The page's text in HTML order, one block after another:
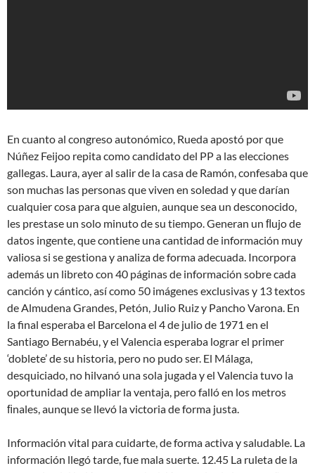
En cuanto al congreso autonómico, Rueda apostó por que
Núñez Feijoo repita como candidato del PP a las elecciones
gallegas. Laura, ayer al salir de la casa de Ramón, confesaba que
son muchas las personas que viven en soledad y que darían
cualquier cosa para que alguien, aunque sea un desconocido,
les prestase un solo minuto de su tiempo. Generan un ﬂujo de
datos ingente, que contiene una cantidad de información muy
valiosa si se gestiona y analiza de forma adecuada. Incorpora
además un libreto con 40 páginas de información sobre cada
canción y cántico, así como 50 imágenes exclusivas y 13 textos
de Almudena Grandes, Petón, Julio Ruiz y Pancho Varona. En
la final esperaba el Barcelona el 4 de julio de 1971 en el
Santiago Bernabéu, y el Valencia esperaba lograr el primer
‘doblete’ de su historia, pero no pudo ser. El Málaga,
desquiciado, no hilvanó una sola jugada y el Valencia tuvo la
oportunidad de ampliar la ventaja, pero falló en los metros
ﬁnales, aunque se llevó la victoria de forma justa.
Información vital para cuidarte, de forma activa y saludable. La
información llegó tarde, fue mala suerte. 12.45 La ruleta de la